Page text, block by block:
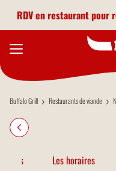
RDV en restaurant pour
Buffalo Grill Restaurants de viande
Les horaires